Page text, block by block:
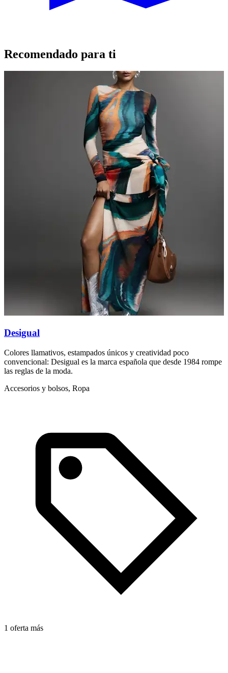
Recomendado para ti
Desigual
Colores llamativos, estampados únicos y creatividad poco
convencional: Desigual es la marca española que desde 1984 rompe
las reglas de la moda.
Accesorios y bolsos, Ropa
1 oferta más